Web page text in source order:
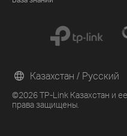
©2026 TP-Link Казахстан и
права защищены.
Казахстан / Русский